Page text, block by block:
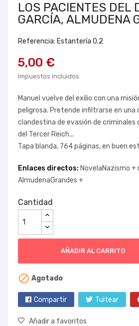
LOS PACIENTES DEL
GARCÍA, ALMUDENA
Referencia: Estantería 0.2
5,00 €
Impuestos incluidos
Manuel vuelve del exilio con una
peligrosa. Pretende infiltrarse en una
clandestina de evasión de criminales
del Tercer Reich...
Tapa blanda, 764 páginas, en buen
Enlaces directos: NovelaNazismo +
AlmudenaGrandes +
Cantidad
AÑADIR AL CARRITO
 Agotado
Compartir Tuitear
Añadir a favoritos